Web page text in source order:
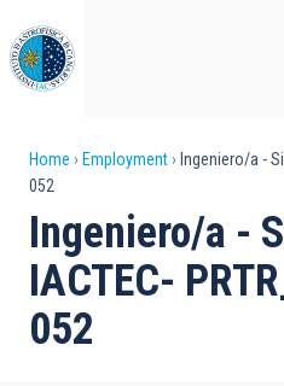
to
main
content
Breadcrumb
Home Employment
Ingeniero/a -
052
Ingeniero/a -
IACTEC-
052